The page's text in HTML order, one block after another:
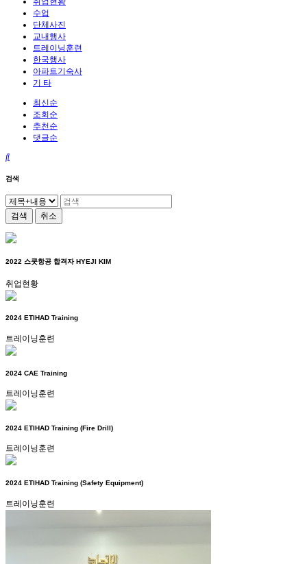
수업
단체사진
교내행사
트레이닝훈련
한국행사
아파트기숙사
기 타
최신순
조회순
추천순
댓글순
검색
검색 취소
2022 스쿳항공 합격자 HYEJI KIM
취업현황
2024 ETIHAD Training
트레이닝훈련
2024 CAE Training
트레이닝훈련
2024 ETIHAD Training (Fire Drill)
트레이닝훈련
2024 ETIHAD Training (Safety Equipment)
트레이닝훈련